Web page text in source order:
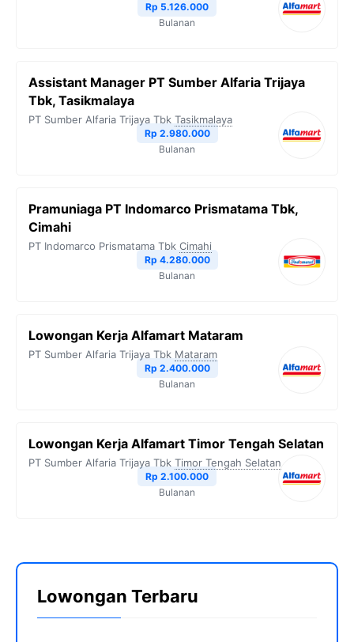
Rp 5.126.000
Bulanan
Assistant Manager PT Sumber Alfaria Trijaya
Tbk, Tasikmalaya
PT Sumber Alfaria Trijaya Tbk Tasikmalaya
Rp 2.980.000
Bulanan
Pramuniaga PT Indomarco Prismatama Tbk,
Cimahi
PT Indomarco Prismatama Tbk Cimahi
Rp 4.280.000
Bulanan
Lowongan Kerja Alfamart Mataram
PT Sumber Alfaria Trijaya Tbk Mataram
Rp 2.400.000
Bulanan
Lowongan Kerja Alfamart Timor Tengah Selatan
PT Sumber Alfaria Trijaya Tbk Timor Tengah Selatan
Rp 2.100.000
Bulanan
Lowongan Terbaru